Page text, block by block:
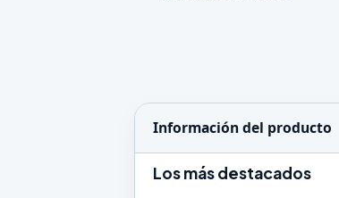
Información del producto
Los más destacados